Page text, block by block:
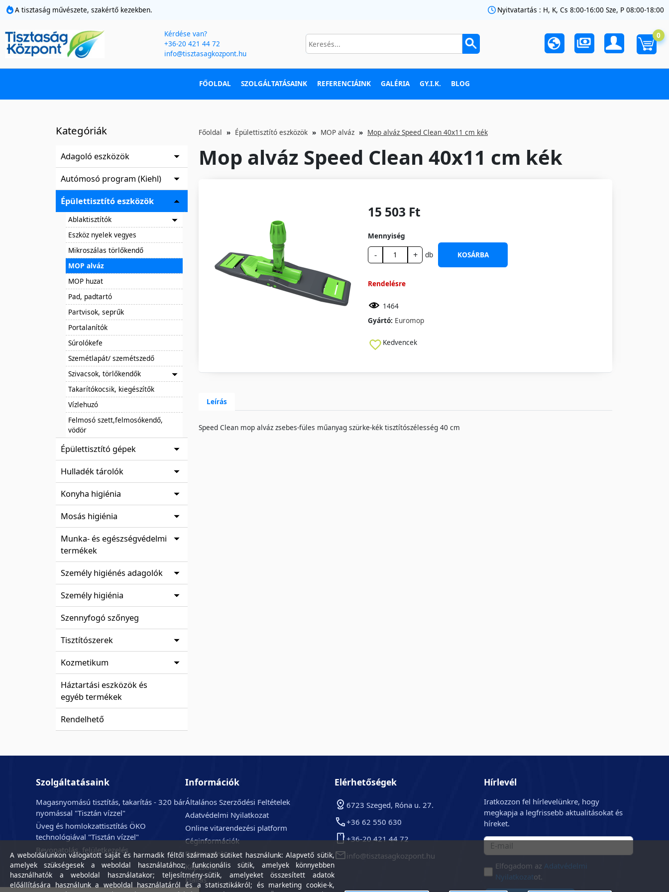
A tisztaság művészete, szakértő kezekben. Nyitvatartás : H, K, Cs 8:00-16:00 Sze, P 08:00-18:00
Kérdése van?
+36-20 421 44 72
info@tisztasagkozpont.hu
0
FŐOLDAL SZOLGÁLTATÁSAINK REFERENCIÁINK GALÉRIA GY.I.K. BLOG
Kategóriák
Adagoló eszközök
Autómosó program (Kiehl)
Épülettisztító eszközök
Ablaktisztítók
Eszköz nyelek vegyes
Mikroszálas törlőkendő
MOP alváz
MOP huzat
Pad, padtartó
Partvisok, seprűk
Portalanítók
Súrolókefe
Szemétlapát/ szemétszedő
Szivacsok, törlőkendők
Takarítókocsik, kiegészítők
Vízlehuzó
Felmosó szett,felmosókendő,
vödör
Épülettisztító gépek
Hulladék tárolók
Konyha higiénia
Mosás higiénia
Munka- és egészségvédelmi
termékek
Személy higiénés adagolók
Személy higiénia
Szennyfogó szőnyeg
Tisztítószerek
Kozmetikum
Háztartási eszközök és
egyéb termékek
Rendelhető
Főoldal Épülettisztító eszközök MOP alváz Mop alváz Speed Clean 40x11 cm kék
Mop alváz Speed Clean 40x11 cm kék
15 503 Ft
Mennyiség
- + db KOSÁRBA
Rendelésre
1464
Gyártó: Euromop
Kedvencek
Leírás
Speed Clean mop alváz zsebes-füles műanyag szürke-kék tisztítószélesség 40 cm
Szolgáltatásaink
Magasnyomású tisztítás, takarítás - 320 bár
nyomással "Tisztán vízzel"
Üveg és homlokzattisztítás ÖKO
technológiával "Tisztán vízzel"
Bevonatolás, felületkezelés
Információk
Általános Szerződési Feltételek
Adatvédelmi Nyilatkozat
Online vitarendezési platform
Céginformációk
Partnereink
Kapcsolat
Elállás
Elérhetőségek
6723 Szeged, Róna u. 27.
+36 62 550 630
+36-20 421 44 72
info@tisztasagkozpont.hu
Hírlevél
Iratkozzon fel hírlevelünkre, hogy
megkapja a legfrissebb aktualitásokat és
híreket.
Elfogadom az Adatvédelmi
Nyilatkozatot.
A weboldalunkon válogatott saját és harmadik féltől származó sütiket használunk: Alapvető sütik,
amelyek szükségesek a weboldal használatához; funkcionális sütik, amelyek könnyebben
használhatók a weboldal használatakor; teljesítmény-sütik, amelyeket összesített adatok
előállítására használunk a weboldal használatáról és a statisztikákról; és marketing cookie-k,